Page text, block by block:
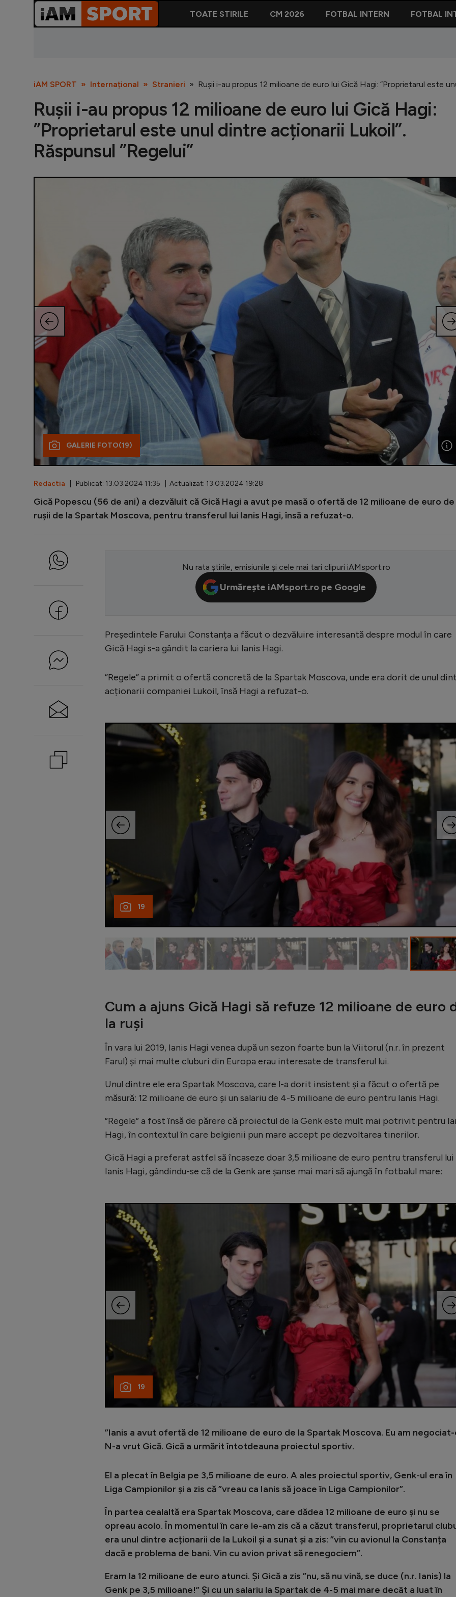
TOATE STIRILE CM 2026 FOTBAL INTERN FOTBAL
iAM SPORT Internațional Stranieri Rușii i-au propus 12 milioane de euro lui Gică Hagi: ”Proprietarul este
Rușii i-au propus 12 milioane de euro lui Gică Hagi:
”Proprietarul este unul dintre acționarii Lukoil”.
Răspunsul ”Regelui”
GALERIE FOTO(19)
Redactia | Publicat: 13.03.2024 11:35 | Actualizat: 13.03.2024 19:28
Gică Popescu (56 de ani) a dezvăluit că Gică Hagi a avut pe masă o ofertă de 12 milioane de euro de
rușii de la Spartak Moscova, pentru transferul lui Ianis Hagi, însă a refuzat-o.
Nu rata știrile, emisiunile și cele mai tari clipuri iAMsport.ro
Urmărește iAMsport.ro pe Google
Președintele Farului Constanța a făcut o dezvăluire interesantă despre modul în care
Gică Hagi s-a gândit la cariera lui Ianis Hagi.
”Regele” a primit o ofertă concretă de la Spartak Moscova, unde era dorit de unul
acționarii companiei Lukoil, însă Hagi a refuzat-o.
19
Cum a ajuns Gică Hagi să refuze 12 milioane de euro
la ruși
În vara lui 2019, Ianis Hagi venea după un sezon foarte bun la Viitorul (n.r. în prezent
Farul) și mai multe cluburi din Europa erau interesate de transferul lui.
Unul dintre ele era Spartak Moscova, care l-a dorit insistent și a făcut o ofertă pe
măsură: 12 milioane de euro și un salariu de 4-5 milioane de euro pentru Ianis Hagi.
”Regele” a fost însă de părere că proiectul de la Genk este mult mai potrivit pentru
Hagi, în contextul în care belgienii pun mare accept pe dezvoltarea tinerilor.
Gică Hagi a preferat astfel să încaseze doar 3,5 milioane de euro pentru transferul lui
Ianis Hagi, gândindu-se că de la Genk are șanse mai mari să ajungă în fotbalul mare:
19
”Ianis a avut ofertă de 12 milioane de euro de la Spartak Moscova. Eu am negociat-
N-a vrut Gică. Gică a urmărit întotdeauna proiectul sportiv.
El a plecat în Belgia pe 3,5 milioane de euro. A ales proiectul sportiv, Genk-ul era în
Liga Campionilor și a zis că ”vreau ca Ianis să joace în Liga Campionilor”.
În partea cealaltă era Spartak Moscova, care dădea 12 milioane de euro și nu se
opreau acolo. În momentul în care le-am zis că a căzut transferul, proprietarul
era unul dintre acționarii de la Lukoil și a sunat și a zis: ”vin cu avionul la Constanța
dacă e problema de bani. Vin cu avion privat să renegociem”.
Eram la 12 milioane de euro atunci. Și Gică a zis ”nu, să nu vină, se duce (n.r. Ianis) la
Genk pe 3,5 milioane!” Și cu un salariu la Spartak de 4-5 mai mare decât a luat în